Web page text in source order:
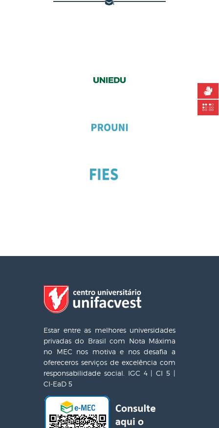
Estar entre as melhores universidades
privadas do Brasil com Nota Máxima
no MEC nos motiva e nos desafia a
ofereceros serviços de excelência com
responsabilidade social. IGC 4 | CI 5 |
CI-EaD 5